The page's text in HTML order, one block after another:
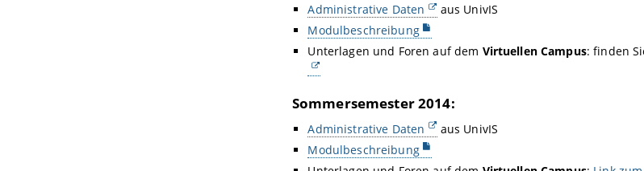
Administrative Daten
aus UnivIS
Modulbeschreibung
Unterlagen und Foren auf dem Virtuellen Campus: finden
Sommersemester 2014:
Administrative Daten
aus UnivIS
Modulbeschreibung